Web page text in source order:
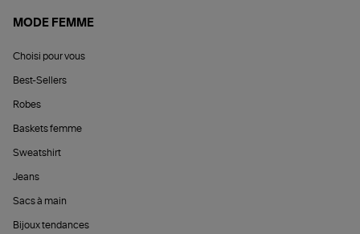
MODE FEMME
Choisi pour vous
Best-Sellers
Robes
Baskets femme
Sweatshirt
Jeans
Sacs à main
Bijoux tendances